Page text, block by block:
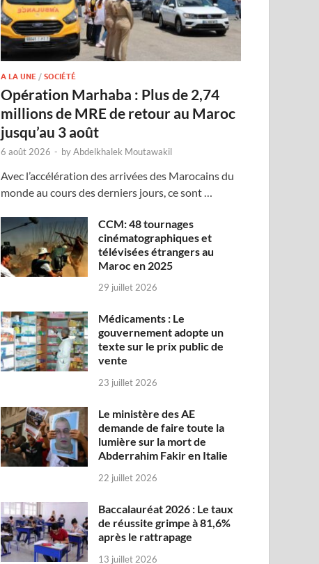
A LA UNE /SOCIÉTÉ
Opération Marhaba : Plus de 2,74
millions de MRE de retour au Maroc
jusqu’au 3 août
6 août 2026 - byAbdelkhalek Moutawakil
Avec l’accélération des arrivées des Marocains du
monde au cours des derniers jours, ce sont …
CCM: 48 tournages
cinématographiques et
télévisées étrangers au
Maroc en 2025
29 juillet 2026
Médicaments : Le
gouvernement adopte un
texte sur le prix public de
vente
23 juillet 2026
Le ministère des AE
demande de faire toute la
lumière sur la mort de
Abderrahim Fakir en Italie
22 juillet 2026
Baccalauréat 2026 : Le taux
de réussite grimpe à 81,6%
après le rattrapage
13 juillet 2026